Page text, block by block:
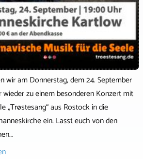
wir am Donnerstag, dem 24. September
wieder zu einem besonderen Konzert mit
„Trøstesang“ aus Rostock in die
ein. Lasst euch von den